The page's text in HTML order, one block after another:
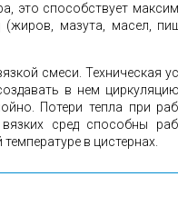
это способствует
(жиров, мазута, масел,
смеси. Техническая
в нем
Потери тепла при
вязких сред способны
в цистернах.